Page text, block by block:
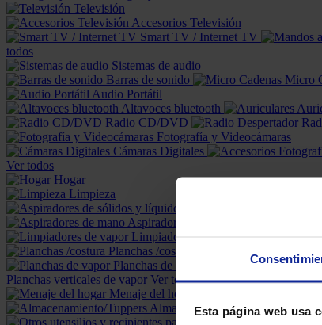
Esta página web usa
Televisión
Accesorios Televisión
Smart TV / Internet TV
todos
Sistemas de audio
Barras de sonido
Micro
Audio Portátil
Altavoces bluetooth
Radio CD/DVD
Fotografía y Videocámaras
Cámaras Digitales
Ver todos
Hogar
Limpieza
Aspiradores de mano
Limpiadores de vapor
Planchas /costura
Planchas de vapor
Planchas verticales de vapor Ver todos
Menaje del hogar
Almacenamiento/Tuppers
Otros utensilios y